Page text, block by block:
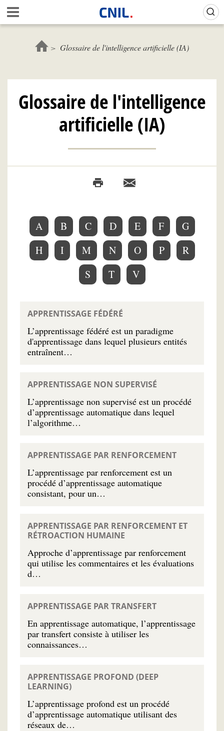
Skip
main
c
l
C
N
L
Glossaire de l'intelligence artificielle (IA)
Glossaire de l'intelligence
artificielle (IA)
A B C D E F
G
H
I M N O P
R
S
T V
APPRENTISSAGE FÉDÉRÉ
L’apprentissage fédéré est un paradigme
d'apprentissage dans lequel plusieurs entités
entraînent…
APPRENTISSAGE NON SUPERVISÉ
L’apprentissage non supervisé est un procédé
d’apprentissage automatique dans lequel
l’algorithme…
APPRENTISSAGE PAR RENFORCEMENT
L’apprentissage par renforcement est un
procédé d’apprentissage automatique
consistant, pour un…
APPRENTISSAGE PAR RENFORCEMENT ET
RÉTROACTION HUMAINE
Approche d’apprentissage par renforcement
qui utilise les commentaires et les évaluations
d…
APPRENTISSAGE PAR TRANSFERT
En apprentissage automatique, l’apprentissage
par transfert consiste à utiliser les
connaissances…
APPRENTISSAGE PROFOND (DEEP
LEARNING)
L’apprentissage profond est un procédé
d’apprentissage automatique utilisant des
réseaux de…
Gestion de vos préférences sur les cookies (témoins de connexion)